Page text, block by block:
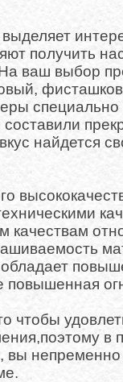
получить
ваш выбор
специально
составили
найдется
качествам
повышенная
чтобы
в
вы непременно